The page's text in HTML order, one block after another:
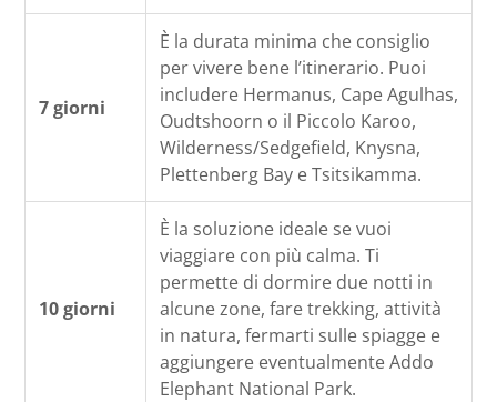
7 giorni
È la durata minima che consiglio
per vivere bene l’itinerario. Puoi
includere Hermanus, Cape Agulhas,
Oudtshoorn o il Piccolo Karoo,
Wilderness/Sedgefield, Knysna,
Plettenberg Bay e Tsitsikamma.
10 giorni
È la soluzione ideale se vuoi
viaggiare con più calma. Ti
permette di dormire due notti in
alcune zone, fare trekking, attività
in natura, fermarti sulle spiagge e
aggiungere eventualmente Addo
Elephant National Park.